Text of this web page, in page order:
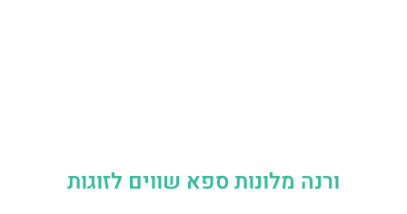
ורנה מלונות ספא שווים לזוגות